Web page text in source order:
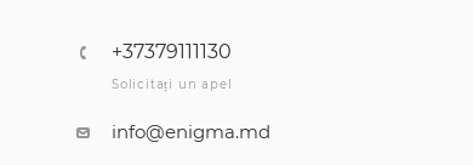
+37379111130
Solicitați un apel
info@enigma.md